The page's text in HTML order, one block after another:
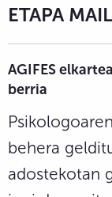
ETAPA
AGIFES
berria
behera
adostekotan